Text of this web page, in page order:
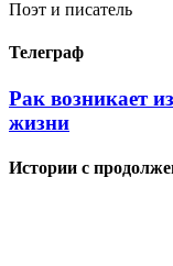
Поэт и писатель
Телеграф
Рак возникает
жизни
Истории с